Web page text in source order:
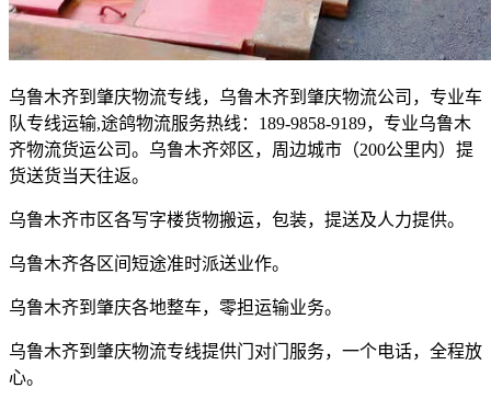
乌鲁木齐到肇庆物流专线，乌鲁木齐到肇庆物流公司，专业车
队专线运输,途鸽物流服务热线： 189-9858-9189，专业乌鲁木
齐物流货运公司。 乌鲁木齐郊区，周边城市（200公里内）提
货送货当天往返。
乌鲁木齐市区各写字楼货物搬运，包装，提送及人力提供。
乌鲁木齐各区间短途准时派送业作。
乌鲁木齐到肇庆各地整车，零担运输业务。
乌鲁木齐到肇庆物流专线提供门对门服务，一个电话，全程放
心。